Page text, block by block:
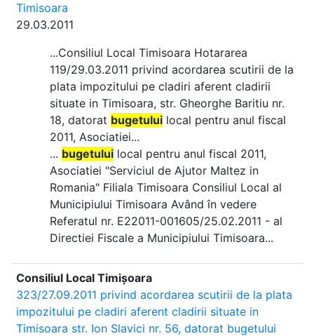
Timisoara
29.03.2011
...Consiliul Local Timisoara Hotararea
119/29.03.2011 privind acordarea scutirii de la
plata impozitului pe cladiri aferent cladirii
situate in Timisoara, str. Gheorghe Baritiu nr.
18, datorat bugetului local pentru anul fiscal
2011, Asociatiei...
... bugetului local pentru anul fiscal 2011,
Asociatiei "Serviciul de Ajutor Maltez in
Romania" Filiala Timisoara Consiliul Local al
Municipiului Timisoara Având în vedere
Referatul nr. E22011-001605/25.02.2011 - al
Directiei Fiscale a Municipiului Timisoara...
Consiliul Local Timișoara
323/27.09.2011 privind acordarea scutirii de la plata
impozitului pe cladiri aferent cladirii situate in
Timisoara str. Ion Slavici nr. 56, datorat bugetului